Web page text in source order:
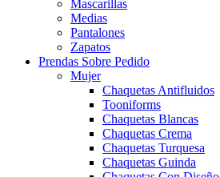
Mascarillas
Medias
Pantalones
Zapatos
Prendas Sobre Pedido
Mujer
Chaquetas Antifluidos
Tooniforms
Chaquetas Blancas
Chaquetas Crema
Chaquetas Turquesa
Chaquetas Guinda